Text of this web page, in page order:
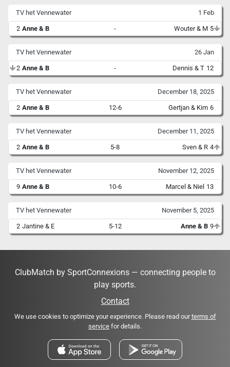
TV het Vennewater 1 Feb
2 Anne & B - Wouter & M 5
TV het Vennewater 26 Jan
2 Anne & B - Dennis & T 12
TV het Vennewater December 18, 2025
2 Anne & B 12-6 Gertjan & Kim 6
TV het Vennewater December 11, 2025
2 Anne & B 5-8 Sven & R 4
TV het Vennewater November 12, 2025
9 Anne & B 10-6 Marcel & Niel 13
TV het Vennewater November 5, 2025
2 Jantine & E 5-12 Anne & B 9
ClubMatch by SportConnexions — connecting people to
play sports.
Contact
We use cookies to optimize your experience. Please read ourterms of
service for details.